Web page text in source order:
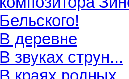
Бельского!
В деревне
В звуках струн...